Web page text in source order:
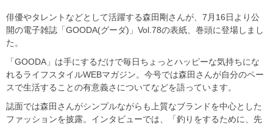
俳優やタレントなどとして活躍する森田剛さんが、7月16日より公
開の電子雑誌「GOODA(グーダ)」Vol.78の表紙、巻頭に登場しまし
た。
「GOODA」は手にするだけで毎日ちょっとハッピーな気持ちにな
れるライフスタイルWEBマガジン。今号では森田さんが自分のペー
スで生活することの有意義さについてなどを語っています。
誌面では森田さんがシンプルながらも上質なブランドを中心とした
ファッションを披露。インタビューでは、「釣りをするために、先